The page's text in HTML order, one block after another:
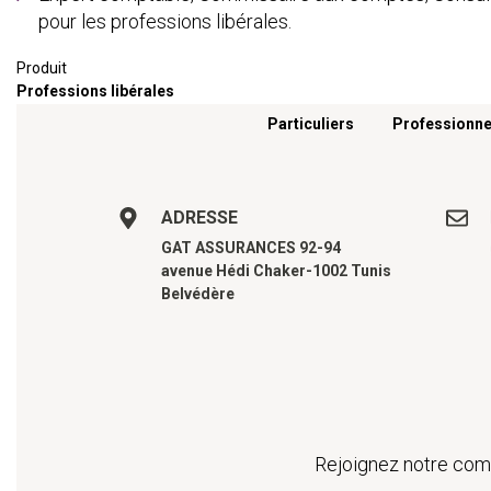
pour les professions libérales.
Produit
Professions libérales
Particuliers
ADRESSE
GAT ASSURANCES 92-94
avenue Hédi Chaker-1002 Tunis
Belvédère
Rejoignez notre